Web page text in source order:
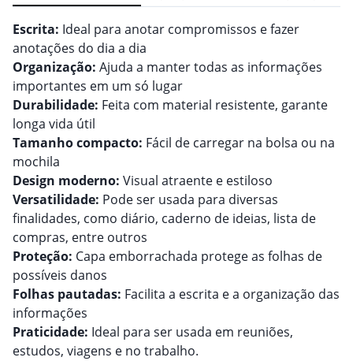
Escrita: Ideal para anotar compromissos e fazer
anotações do dia a dia
Organização: Ajuda a manter todas as informações
importantes em um só lugar
Durabilidade: Feita com material resistente, garante
longa vida útil
Tamanho compacto: Fácil de carregar na bolsa ou na
mochila
Design moderno: Visual atraente e estiloso
Versatilidade: Pode ser usada para diversas
finalidades, como diário, caderno de ideias, lista de
compras, entre outros
Proteção: Capa emborrachada protege as folhas de
possíveis danos
Folhas pautadas: Facilita a escrita e a organização das
informações
Praticidade: Ideal para ser usada em reuniões,
estudos, viagens e no trabalho.